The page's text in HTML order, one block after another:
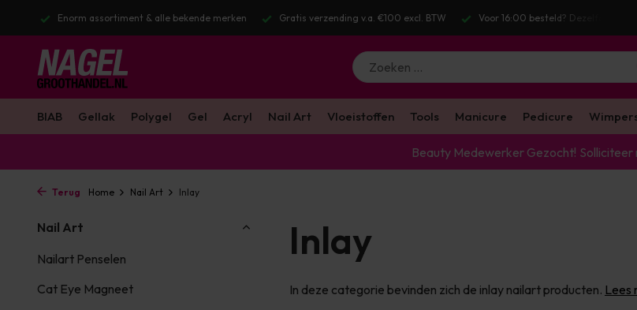
Enorm assortiment & alle bekende merken Gratis verzending v.a. €100 excl. BTW Voor 16:00 besteld? Dezelfde
BIAB Gellak Polygel Gel Acryl Nail Art Vloeistoffen Tools Manicure Pedicure
Beauty Medewerker Gezocht! Solliciteer
Terug Home Nail Art Inlay
Nail Art
Nailart Penselen
Cat Eye Magneet
Inlay
In deze categorie bevinden zich de inlay nailart producten. Lees